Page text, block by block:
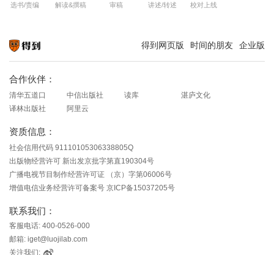
选书/责编 解读&撰稿 审稿 讲述/转述 校对上线
得到网页版 时间的朋友 企业版
合作伙伴：
清华五道口 中信出版社 读库
湛庐文化
译林出版社
阿里云
资质信息：
社会信用代码 91110105306338805Q
出版物经营许可 新出发京批字第直190304号
广播电视节目制作经营许可证 （京）字第06006号
增值电信业务经营许可备案号 京ICP备15037205号
联系我们：
客服电话: 400-0526-000
邮箱: iget@luojilab.com
关注我们: